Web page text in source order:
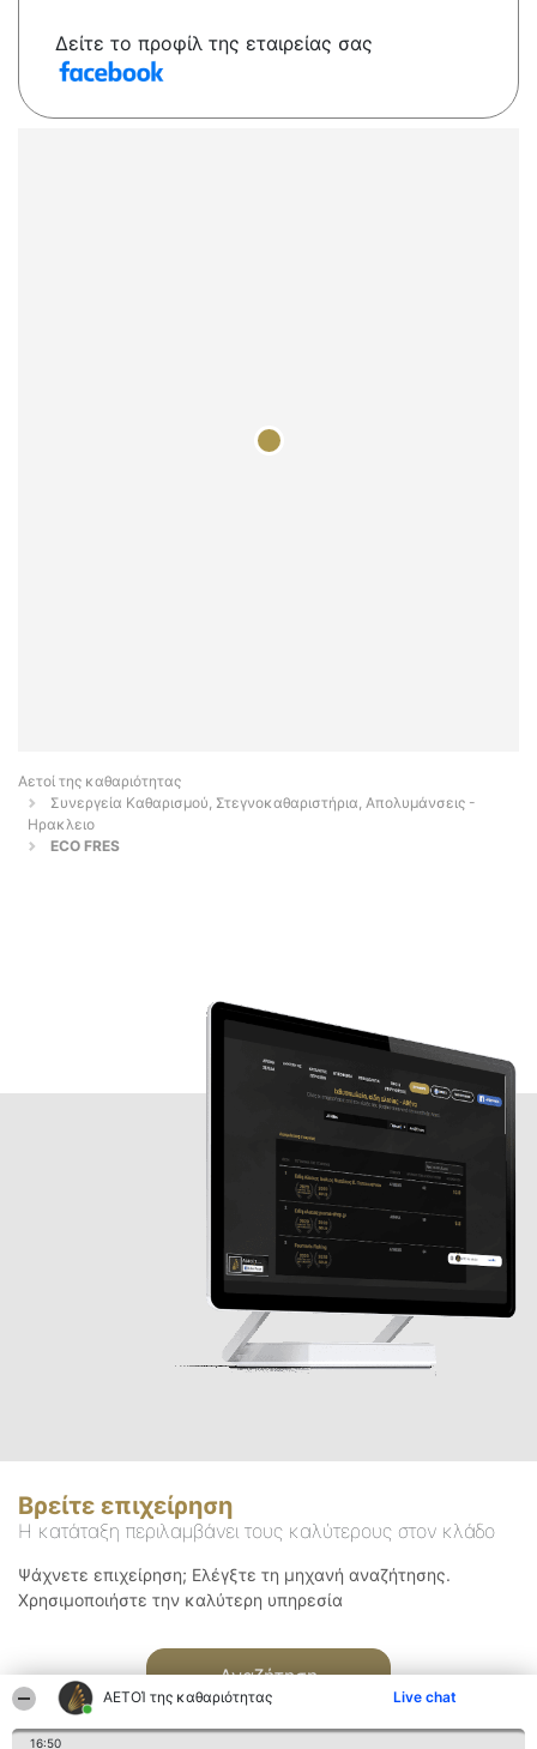
ΑΕΤΟΊ της καθαριότητας Live chat
16:50
Δείτε το προφίλ της εταιρείας σας
Αετοί της καθαριότητας
Συνεργεία Καθαρισμού, Στεγνοκαθαριστήρια, Απολυμάνσεις -
Ηρακλειο
ECO FRES
Βρείτε επιχείρηση
Η κατάταξη περιλαμβάνει τους καλύτερους στον κλάδο
Ψάχνετε επιχείρηση; Ελέγξτε τη μηχανή αναζήτησης.
Χρησιμοποιήστε την καλύτερη υπηρεσία
Αναζήτηση